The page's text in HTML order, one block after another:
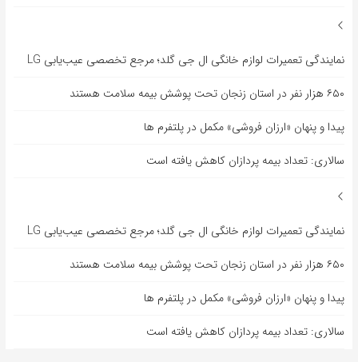
نمایندگی تعمیرات لوازم خانگی ال جی گلد؛ مرجع تخصصی عیب‌یابی LG
۶۵۰ هزار نفر در استان زنجان تحت پوشش بیمه سلامت هستند
پیدا و پنهان «ارزان فروشی» مکمل در پلتفرم ها
سالاری: تعداد بیمه پردازان کاهش یافته است
نمایندگی تعمیرات لوازم خانگی ال جی گلد؛ مرجع تخصصی عیب‌یابی LG
۶۵۰ هزار نفر در استان زنجان تحت پوشش بیمه سلامت هستند
پیدا و پنهان «ارزان فروشی» مکمل در پلتفرم ها
سالاری: تعداد بیمه پردازان کاهش یافته است